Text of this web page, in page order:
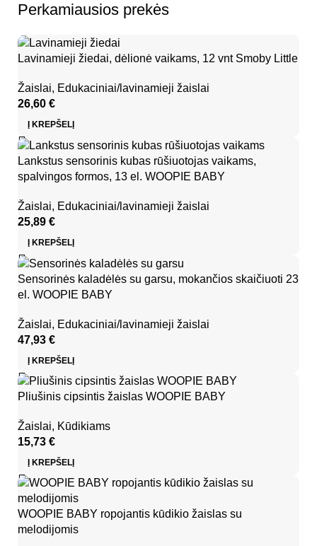
Perkamiausios prekės
Lavinamieji žiedai, dėlionė vaikams, 12 vnt Smoby Little
Žaislai, Edukaciniai/lavinamieji žaislai
26,60 €
Į KREPŠELĮ
Lankstus sensorinis kubas rūšiuotojas vaikams,
spalvingos formos, 13 el. WOOPIE BABY
Žaislai, Edukaciniai/lavinamieji žaislai
25,89 €
Į KREPŠELĮ
Sensorinės kaladėlės su garsu, mokančios skaičiuoti 23
el. WOOPIE BABY
Žaislai, Edukaciniai/lavinamieji žaislai
47,93 €
Į KREPŠELĮ
Pliušinis cipsintis žaislas WOOPIE BABY
Žaislai, Kūdikiams
15,73 €
Į KREPŠELĮ
WOOPIE BABY ropojantis kūdikio žaislas su
melodijomis